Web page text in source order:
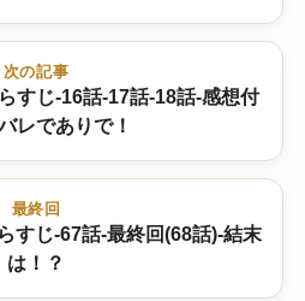
次の記事
すじ-16話-17話-18話-感想付
レでありで！
最終回
すじ-67話-最終回(68話)-結末
は！？